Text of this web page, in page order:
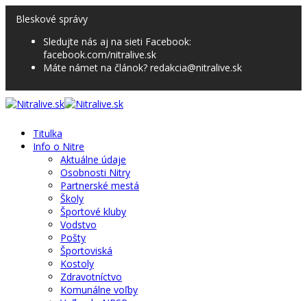
Bleskové správy
Sledujte nás aj na sieti Facebook:
facebook.com/nitralive.sk
Máte námet na článok? redakcia@nitralive.sk
Titulka
Info o Nitre
Aktuálne údaje
Osobnosti Nitry
Partnerské mestá
Školy
Športové kluby
Vodstvo
Pošty
Športoviská
Kostoly
Zdravotníctvo
Komunálne voľby